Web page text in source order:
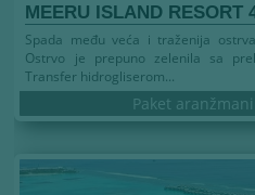
MEERU ISLAND RESORT
Spada među veća i traženija
Ostrvo je prepuno zelenila sa
Transfer hidrogliserom...
Paket